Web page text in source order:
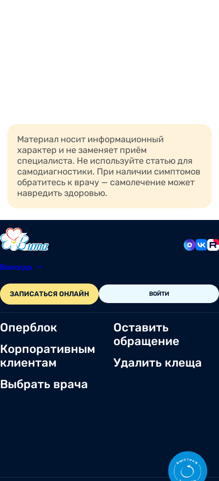
Материал носит информационный
характер и не заменяет приём
специалиста. Не используйте статью для
самодиагностики. При наличии симптомов
обратитесь к врачу — самолечение может
навредить здоровью.
Вологда
ЗАПИСАТЬСЯ ОНЛАЙН ВОЙТИ
Оперблок
Корпоративным
клиентам
Выбрать врача
Оставить
обращение
Удалить клеща